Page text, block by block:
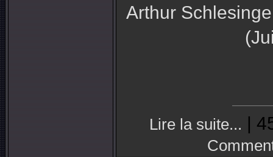
Arthur
Lire la suite... |